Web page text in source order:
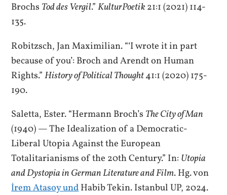
Brochs Tod des Vergil.”KulturPoetik21:1 (2021) 114-
135.
Robitzsch, Jan Maximilian. “‘I wrote it in part
because of you’: Broch and Arendt on Human
Rights.”History of Political Thought41:1 (2020) 175-
190.
Saletta, Ester. “Hermann Broch’s The City of Man
(1940) — The Idealization of a Democratic-
Liberal Utopia Against the European
Totalitarianisms of the 20th Century.” In:Utopia
and Dystopia in German Literature and Film. Hg. von
İrem Atasoy undHabib Tekin. Istanbul UP, 2024.